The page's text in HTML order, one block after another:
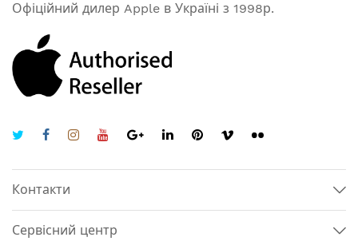
Офіційний дилер Apple в Україні з 1998р.
Контакти
Сервісний центр